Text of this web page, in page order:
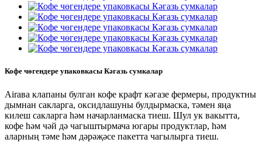
Кофе чөгендере упаковкасы Кәгазь сумкалар
Airава клапаны булган кофе крафт кәгазе фермеры, продуктны
дымнан сакларга, оксидлашуны булдырмаска, тәмен яңа
килеш сакларга һәм начарланмаска тиеш. Шул ук вакытта,
кофе һәм чәй дә чагыштырмача югары продуктлар, һәм
аларның тәме һәм дәрәҗәсе пакетта чагылырга тиеш.